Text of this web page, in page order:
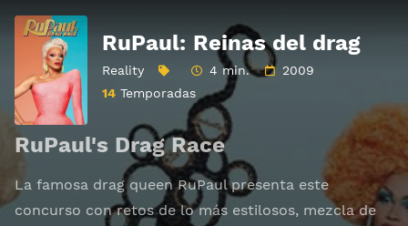
RuPaul: Reinas del drag
Reality 4 min.
2009
14 Temporadas
RuPaul's Drag Race
La famosa drag queen RuPaul presenta este
concurso con retos de lo más estilosos, mezcla de